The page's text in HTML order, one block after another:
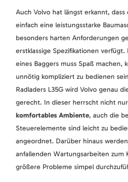
Auch Volvo hat längst erkannt,
einfach eine leistungsstarke
besonders harten Anforderungen
erstklassige Spezifikationen verfügt.
eines Baggers muss Spaß machen,
unnötig kompliziert zu bedienen
Radladers L35G wird Volvo genau
gerecht. In dieser herrscht nicht nur
komfortables Ambiente, auch die
Steuerelemente sind leicht zu
angeordnet. Darüber hinaus
anfallenden Wartungsarbeiten zum
größere Probleme simpel